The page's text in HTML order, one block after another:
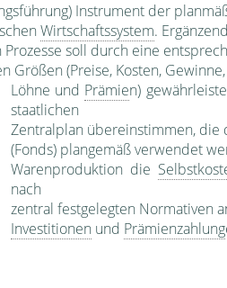
Instru­ment der
Wirtschaftssystem.
soll durch eine
Größen (Preise, Ko­sten,
Löhne und Prämien)
staatlichen
Zentral­plan übereinstimmen, die
(Fonds) plange­mäß verwendet
Warenproduktion die
nach
zentral festgelegten Norma­tiven
Investitionen und Prämienzahlung